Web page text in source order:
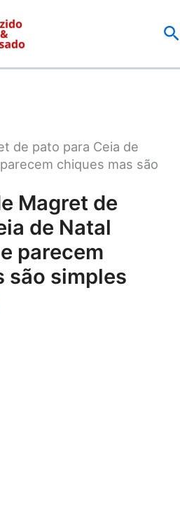
de pato para Ceia de
chiques mas são
Magret de
de Natal
parecem
são simples